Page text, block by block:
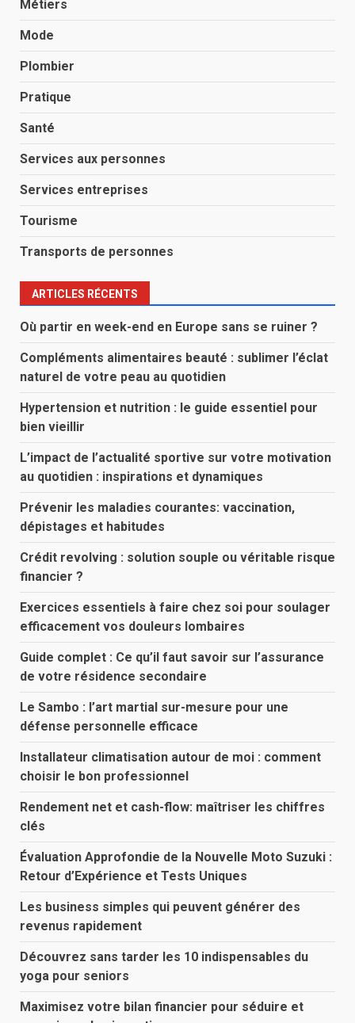
Métiers
Mode
Plombier
Pratique
Santé
Services aux personnes
Services entreprises
Tourisme
Transports de personnes
ARTICLES RÉCENTS
Où partir en week-end en Europe sans se ruiner ?
Compléments alimentaires beauté : sublimer l’éclat
naturel de votre peau au quotidien
Hypertension et nutrition : le guide essentiel pour
bien vieillir
L’impact de l’actualité sportive sur votre motivation
au quotidien : inspirations et dynamiques
Prévenir les maladies courantes: vaccination,
dépistages et habitudes
Crédit revolving : solution souple ou véritable risque
financier ?
Exercices essentiels à faire chez soi pour soulager
efficacement vos douleurs lombaires
Guide complet : Ce qu’il faut savoir sur l’assurance
de votre résidence secondaire
Le Sambo : l’art martial sur-mesure pour une
défense personnelle efficace
Installateur climatisation autour de moi : comment
choisir le bon professionnel
Rendement net et cash-flow: maîtriser les chiffres
clés
Évaluation Approfondie de la Nouvelle Moto Suzuki :
Retour d’Expérience et Tests Uniques
Les business simples qui peuvent générer des
revenus rapidement
Découvrez sans tarder les 10 indispensables du
yoga pour seniors
Maximisez votre bilan financier pour séduire et